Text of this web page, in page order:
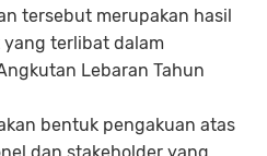
tersebut merupakan hasil
yang terlibat dalam
Lebaran Tahun
bentuk pengakuan atas